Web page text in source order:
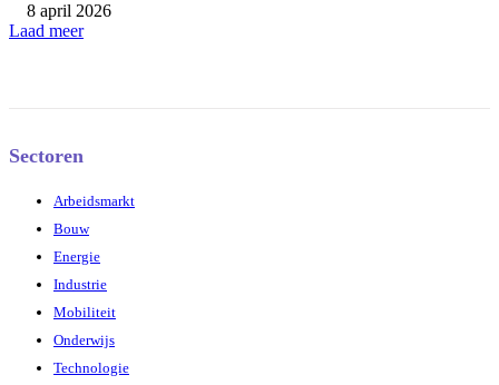
8 april 2026
Laad meer
Sectoren
Arbeidsmarkt
Bouw
Energie
Industrie
Mobiliteit
Onderwijs
Technologie